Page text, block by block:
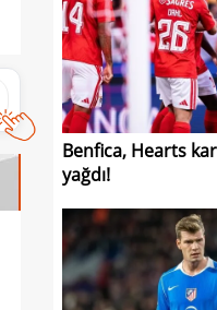
Benfica, Hearts
yağdı!